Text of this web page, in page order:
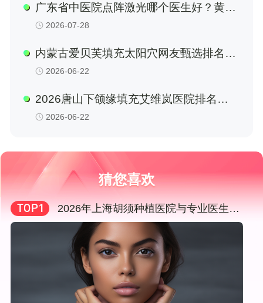
广东省中医院点阵激光哪个医生好？黄咏
菁、秦晓民谁更对胃口？内附就医攻略
2026-07-28
内蒙古爱贝芙填充太阳穴网友甄选排名前
五医院!
2026-06-22
2026唐山下颌缘填充艾维岚医院排名前
十强名单：公立私立机构医生资质价格全
2026-06-22
猜您喜欢
2026年上海胡须种植医院与专业医生选
择指南：从技术、口碑到价格全方位剖